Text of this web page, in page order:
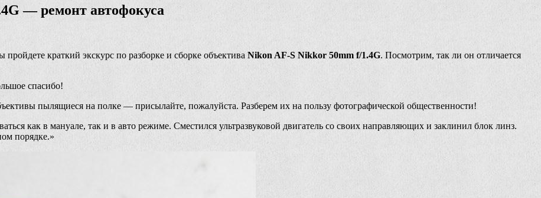
— ремонт автофокуса
пройдете краткий экскурс по разборке и сборке объектива Nikon AF-S Nikkor 50mm f/1.4G. Посмотрим, так ли он отличается
спасибо!
пылящиеся на полке — присылайте, пожалуйста. Разберем их на пользу фотографической общественности!
как в мануале, так и в авто режиме. Сместился ультразвуковой двигатель со своих направляющих и заклинил блок линз.
порядке.»